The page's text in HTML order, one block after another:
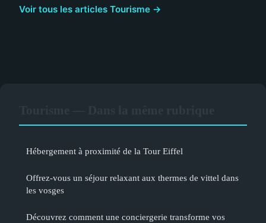
Voir tous les articles Tourisme →
Hébergement à proximité de la Tour Eiffel
Offrez-vous un séjour relaxant aux thermes de vittel dans
les vosges
Découvrez comment une conciergerie transforme vos